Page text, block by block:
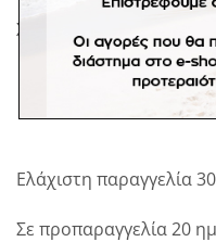
Χρώμα: (σάπιο μήλο,
Ελάχιστη παραγγελία
Σε προπαραγγελία 20